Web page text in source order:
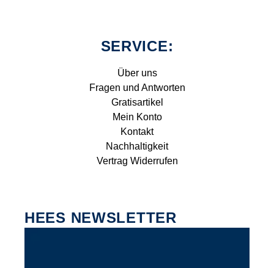
SERVICE:
Über uns
Fragen und Antworten
Gratisartikel
Mein Konto
Kontakt
Nachhaltigkeit
Vertrag Widerrufen
HEES NEWSLETTER